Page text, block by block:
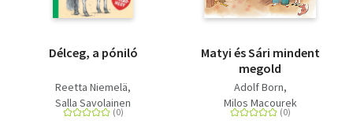
Délceg, a póniló
Reetta Niemelä
Salla Savolainen
Matyi és Sári mindent
megold
Adolf Born
Milos Macourek